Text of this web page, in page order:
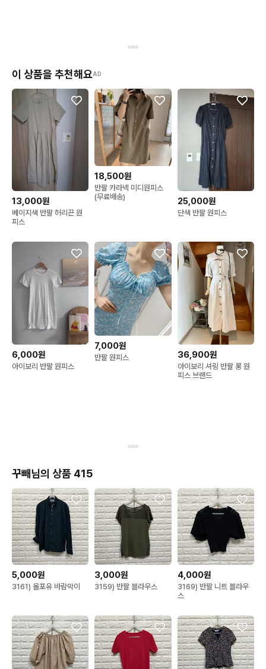
이 상품을 추천해요AD
13,000원
베이지색 반팔 허리끈 원
피스
18,500원
반팔 카라넥 미디원피스
(무료배송)
25,000원
단색 반팔 원피스
6,000원
아이보리 반팔 원피스
7,000원
반팔 원피스 36,900원
아이보리 셔링 반팔 롱 원
피스 브랜드
꾸빼님의 상품 415
5,000원
3161) 올포유 바람막이
3,000원
3159) 반팔 블라우스
4,000원
3169) 반팔 니트 블라우
스